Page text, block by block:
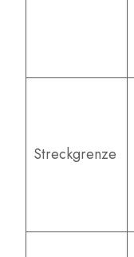
Streckgrenze